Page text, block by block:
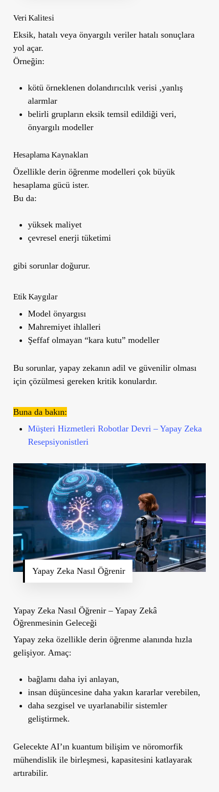
Veri Kalitesi
Eksik, hatalı veya önyargılı veriler hatalı sonuçlara
yol açar.
Örneğin:
kötü örneklenen dolandırıcılık verisi ,yanlış
alarmlar
belirli grupların eksik temsil edildiği veri,
önyargılı modeller
Hesaplama Kaynakları
Özellikle derin öğrenme modelleri çok büyük
hesaplama gücü ister.
Bu da:
yüksek maliyet
çevresel enerji tüketimi
gibi sorunlar doğurur.
Etik Kaygılar
Model önyargısı
Mahremiyet ihlalleri
Şeffaf olmayan “kara kutu” modeller
Bu sorunlar, yapay zekanın adil ve güvenilir olması
için çözülmesi gereken kritik konulardır.
Buna da bakın:
Müşteri Hizmetleri Robotlar Devri – Yapay Zeka
Resepsiyonistleri
Yapay Zeka Nasıl Öğrenir
Yapay Zeka Nasıl Öğrenir – Yapay Zekâ
Öğrenmesinin Geleceği
Yapay zeka özellikle derin öğrenme alanında hızla
gelişiyor. Amaç:
bağlamı daha iyi anlayan,
insan düşüncesine daha yakın kararlar verebilen,
daha sezgisel ve uyarlanabilir sistemler
geliştirmek.
Gelecekte AI’ın kuantum bilişim ve nöromorfik
mühendislik ile birleşmesi, kapasitesini katlayarak
artırabilir.